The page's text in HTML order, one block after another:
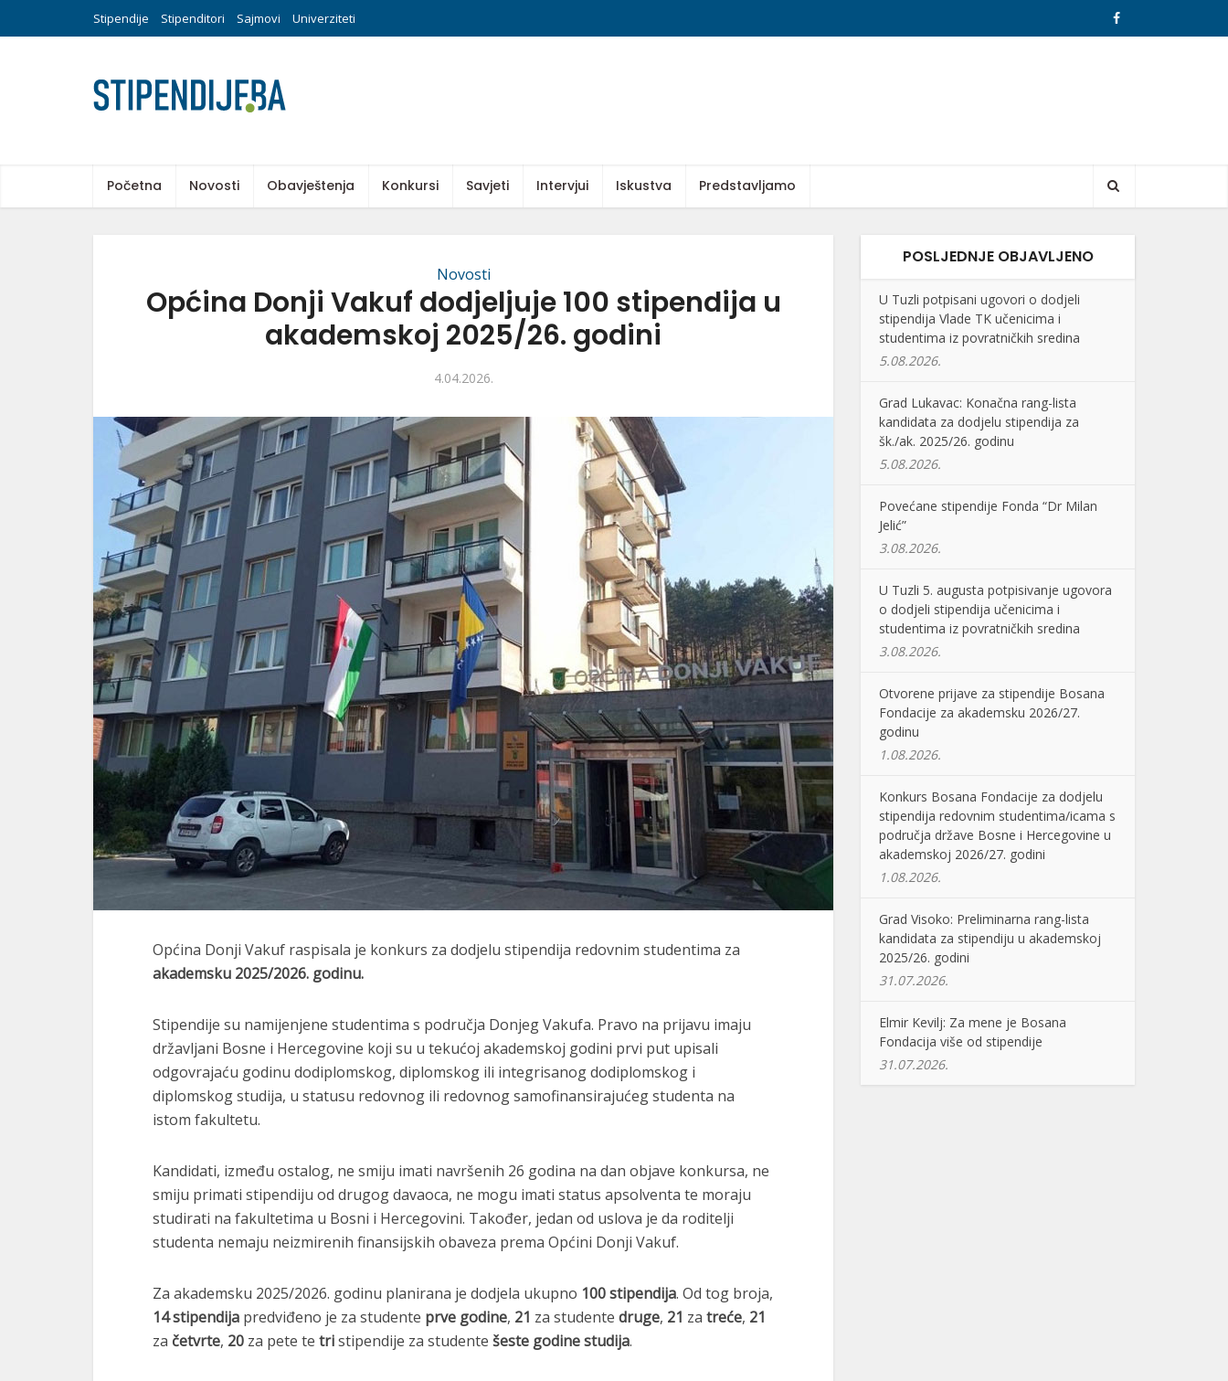
Stipendije Stipenditori Sajmovi Univerziteti
Početna Novosti Obavještenja Konkursi Savjeti Intervjui Iskustva Predstavljamo
Novosti
Općina Donji Vakuf dodjeljuje 100 stipendija u
akademskoj 2025/26. godini
4.04.2026.
Općina Donji Vakuf raspisala je konkurs za dodjelu stipendija redovnim studentima za
akademsku 2025/2026. godinu.
Stipendije su namijenjene studentima s područja Donjeg Vakufa. Pravo na prijavu imaju
državljani Bosne i Hercegovine koji su u tekućoj akademskoj godini prvi put upisali
odgovrajaću godinu dodiplomskog, diplomskog ili integrisanog dodiplomskog i
diplomskog studija, u statusu redovnog ili redovnog samofinansirajućeg studenta na
istom fakultetu.
Kandidati, između ostalog, ne smiju imati navršenih 26 godina na dan objave konkursa, ne
smiju primati stipendiju od drugog davaoca, ne mogu imati status apsolventa te moraju
studirati na fakultetima u Bosni i Hercegovini. Također, jedan od uslova je da roditelji
studenta nemaju neizmirenih finansijskih obaveza prema Općini Donji Vakuf.
Za akademsku 2025/2026. godinu planirana je dodjela ukupno 100 stipendija. Od tog broja,
14 stipendija predviđeno je za studente prve godine, 21 za studente druge, 21 za treće, 21
za četvrte, 20 za pete te tristipendije za studente šeste godine studija.
POSLJEDNJE OBJAVLJENO
U Tuzli potpisani ugovori o dodjeli
stipendija Vlade TK učenicima i
studentima iz povratničkih sredina
5.08.2026.
Grad Lukavac: Konačna rang-lista
kandidata za dodjelu stipendija za
šk./ak. 2025/26. godinu
5.08.2026.
Povećane stipendije Fonda “Dr Milan
Jelić”
3.08.2026.
U Tuzli 5. augusta potpisivanje ugovora
o dodjeli stipendija učenicima i
studentima iz povratničkih sredina
3.08.2026.
Otvorene prijave za stipendije Bosana
Fondacije za akademsku 2026/27.
godinu
1.08.2026.
Konkurs Bosana Fondacije za dodjelu
stipendija redovnim studentima/icama s
područja države Bosne i Hercegovine u
akademskoj 2026/27. godini
1.08.2026.
Grad Visoko: Preliminarna rang-lista
kandidata za stipendiju u akademskoj
2025/26. godini
31.07.2026.
Elmir Kevilj: Za mene je Bosana
Fondacija više od stipendije
31.07.2026.